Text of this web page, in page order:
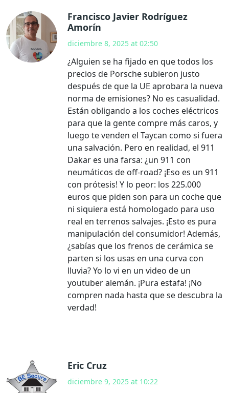
Francisco Javier Rodríguez
Amorín
diciembre 8, 2025 at 02:50
¿Alguien se ha fijado en que todos los
precios de Porsche subieron justo
después de que la UE aprobara la nueva
norma de emisiones? No es casualidad.
Están obligando a los coches eléctricos
para que la gente compre más caros, y
luego te venden el Taycan como si fuera
una salvación. Pero en realidad, el 911
Dakar es una farsa: ¿un 911 con
neumáticos de off-road? ¡Eso es un 911
con prótesis! Y lo peor: los 225.000
euros que piden son para un coche que
ni siquiera está homologado para uso
real en terrenos salvajes. ¡Esto es pura
manipulación del consumidor! Además,
¿sabías que los frenos de cerámica se
parten si los usas en una curva con
lluvia? Yo lo vi en un video de un
youtuber alemán. ¡Pura estafa! ¡No
compren nada hasta que se descubra la
verdad!
Eric Cruz
diciembre 9, 2025 at 10:22